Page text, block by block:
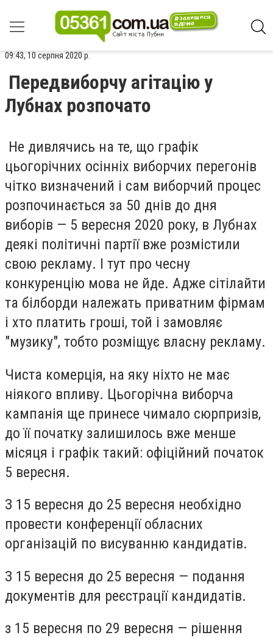
09:43, 10 серпня 2020 р.
Передвиборчу агітацію у
Лубнах розпочато
Не дивлячись на те, що графік
цьогорічних осінніх виборчих перегонів
чітко визначений і сам виборчий процес
розпочинається за 50 днів до дня
виборів — 5 вересня 2020 року, в Лубнах
деякі політичні партії вже розмістили
свою рекламу. І тут про чесну
конкуренцію мова не йде. Адже сітілайти
та білборди належать приватним фірмам
і хто платить гроші, той і замовляє
"музику", тобто розміщує власну рекламу.
Чиста комерція, на яку ніхто не має
ніякого впливу. Цьогорічна виборча
кампанія ще принесе чимало сюрпризів,
до її початку залишилось вже менше
місяця і графік такий: офіційний початок
5 вересня.
З 15 вересня до 25 вересня необхідно
провести конференції обласних
організацій по висуванню кандидатів.
З 15 вересня до 25 вересня — подання
документів для реєстрації кандидатів.
з 15 вересня по 29 вересня — рішення